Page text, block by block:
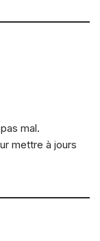
mal.
mettre à jours